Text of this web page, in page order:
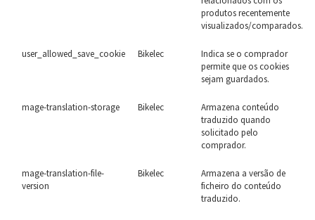
produtos recentemente
visualizados/comparados.
user_allowed_save_cookie Bikelec
Indica se o comprador
permite que os cookies
sejam guardados.
mage-translation-storage Bikelec
Armazena conteúdo
traduzido quando
solicitado pelo
comprador.
mage-translation-file-
version
Bikelec
Armazena a versão de
ficheiro do conteúdo
traduzido.